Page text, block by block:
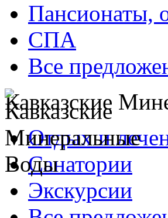
Пансионаты,
СПА
Все
Кавказские
Отдых и
Санатории
Экскурсии